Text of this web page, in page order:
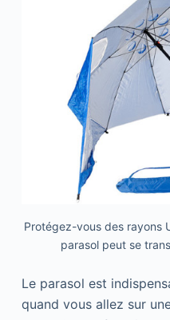
Protégez-vous des rayons
parasol peut se
Le parasol est
quand vous allez sur